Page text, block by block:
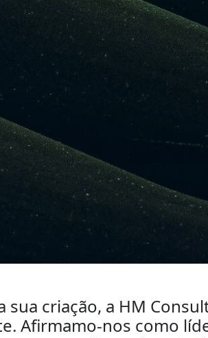
sua criação, a HM
Afirmamo-nos como